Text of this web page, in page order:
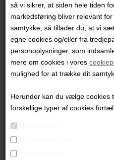
så vi sikrer, at siden hele tiden
markedsføring bliver relevant
samtykke, så tillader du, at vi
egne cookies og/eller fra
personoplysninger, som
mere om cookies i vores
mulighed for at trække dit
Herunder kan du vælge cookies
forskellige typer af cookies
Pernille Jaeger
12.000,00DKK
"Unlocked"
100x100 cm.
Akryl på lærred
​​​​​​​Ikke indrammet